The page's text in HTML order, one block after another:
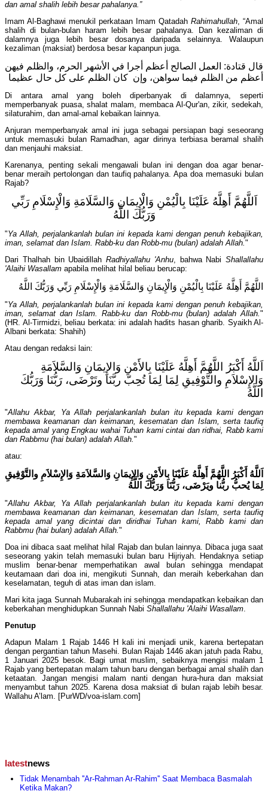
dan amal shalih lebih besar pahalanya.”
Imam Al-Baghawi menukil perkataan Imam Qatadah Rahimahullah, “Amal
shalih di bulan-bulan haram lebih besar pahalanya. Dan kezaliman di
dalamnya juga lebih besar dosanya daripada selainnya. Walaupun
kezaliman (maksiat) berdosa besar kapanpun juga.
قال قتادة: العمل الصالح أعظم أجرا في الأشهر الحرم، والظلم فيهن
أعظم من الظلم فيما سواهن، وإن كان الظلم على كل حال عظيما
Di antara amal yang boleh diperbanyak di dalamnya, seperti
memperbanyak puasa, shalat malam, membaca Al-Qur'an, zikir, sedekah,
silaturahim, dan amal-amal kebaikan lainnya.
Anjuran memperbanyak amal ini juga sebagai persiapan bagi seseorang
untuk memasuki bulan Ramadhan, agar dirinya terbiasa beramal shalih
dan menjauhi maksiat.
Karenanya, penting sekali mengawali bulan ini dengan doa agar benar-
benar meraih pertolongan dan taufiq pahalanya. Apa doa memasuki bulan
Rajab?
اَللَّهُمَّ أَهِلَّهُ عَلَيْنَا بِالْيُمْنِ وَالْإِيمَانِ وَالسَّلَامَةِ وَالْإِسْلَامِ رَبِّي
وَرَبُّكَ اللَّهُ
"Ya Allah, perjalankanlah bulan ini kepada kami dengan penuh kebajikan,
iman, selamat dan Islam. Rabb-ku dan Robb-mu (bulan) adalah Allah."
Dari Thalhah bin Ubaidillah Radhiyallahu 'Anhu, bahwa Nabi Shallallahu
'Alaihi Wasallam apabila melihat hilal beliau berucap:
اللَّهُمَّ أَهِلَّهُ عَلَيْنَا بِالْيُمْنِ وَالْإِيمَانِ وَالسَّلَامَةِ وَالْإِسْلَامِ رَبِّي وَرَبُّكَ اللَّهُ
"Ya Allah, perjalankanlah bulan ini kepada kami dengan penuh kebajikan,
iman, selamat dan Islam. Rabb-ku dan Robb-mu (bulan) adalah Allah."
(HR. Al-Tirmidzi, beliau berkata: ini adalah hadits hasan gharib. Syaikh Al-
Albani berkata: Shahih)
Atau dengan redaksi lain:
اَللَّهُ أَكْبَرُ اللَّهُمَّ أَهِلَّهُ عَلَيْنَا بِالأَمْنِ وَالإِيمَانِ وَالسَّلاَمَةِ
وَالإِسْلاَمِ والتَّوْفِيقِ لِمَا لِمَا تُحِبّ ربَّنَا وتَرْضَى، رَبُّنَا وَرَبُّكَ
اللَّهُ
"Allahu Akbar, Ya Allah perjalankanlah bulan itu kepada kami dengan
membawa keamanan dan keimanan, kesematan dan Islam, serta taufiq
kepada amal yang Engkau wahai Tuhan kami cintai dan ridhai, Rabbkami
dan Rabbmu (hai bulan) adalah Allah."
atau:
اَللَّهُ أَكْبَرُ اللَّهُمَّ أَهِلَّهُ عَلَيْنَا بِالأَمْنِ وَالإِيمَانِ وَالسَّلاَمَةِ وَالإِسْلاَمِ والتَّوْفِيقِ
لِمَا يُحبُّ ربُّنا ويَرْضَى، رَبُّنَا وَرَبُّكَ اللَّهُ
"Allahu Akbar, Ya Allah perjalankanlah bulan itu kepada kami dengan
membawa keamanan dan keimanan, kesematan dan Islam, serta taufiq
kepada amal yang dicintai dan diridhai Tuhan kami, Rabb kamidan
Rabbmu (hai bulan) adalah Allah."
Doa ini dibaca saat melihat hilal Rajab dan bulan lainnya. Dibaca juga saat
seseorang yakin telah memasuki bulan baru Hijriyah. Hendaknya setiap
muslim benar-benar memperhatikan awal bulan sehingga mendapat
keutamaan dari doa ini, mengikuti Sunnah, dan meraih keberkahan dan
keselamatan, teguh di atas iman dan islam.
Mari kita jaga Sunnah Mubarakah ini sehingga mendapatkan kebaikan dan
keberkahan menghidupkan Sunnah Nabi Shallallahu 'Alaihi Wasallam.
Penutup
Adapun Malam 1 Rajab 1446 H kali ini menjadi unik, karena bertepatan
dengan pergantian tahun Masehi. Bulan Rajab 1446 akan jatuh pada Rabu,
1 Januari 2025 besok. Bagi umat muslim, sebaiknya mengisi malam 1
Rajab yang bertepatan malam tahun baru dengan berbagai amal shalih dan
ketaatan. Jangan mengisi malam nanti dengan hura-hura dan maksiat
menyambut tahun 2025. Karena dosa maksiat di bulan rajab lebih besar.
Wallahu A’lam. [PurWD/voa-islam.com]
latestnews
Tidak Menambah ''Ar-Rahman Ar-Rahim'' Saat Membaca Basmalah
Ketika Makan?